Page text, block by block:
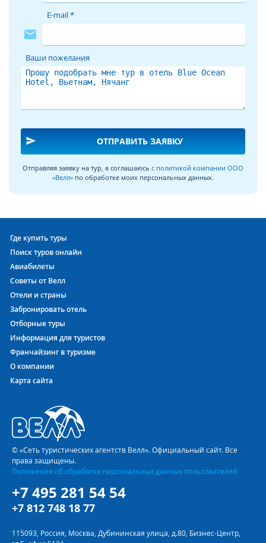
mail
E-mail *
Ваши пожелания
send ОТПРАВИТЬ ЗАЯВКУ
Отправляя заявку на тур, я соглашаюсь с политикой компании ООО
«Велл» по обработке моих персональных данных.
Где купить туры
Поиск туров онлайн
Авиабилеты
Советы от Велл
Отели и страны
Забронировать отель
Отборные туры
Информация для туристов
Франчайзинг в туризме
О компании
Карта сайта
© «Сеть туристических агентств Велл». Официальный сайт. Все
права защищены.
Положение об обработке персональных данных пользователей
+7 495 281 54 54
+7 812 748 18 77
115093, Россия, Москва, Дубининская улица, д.80, Бизнес-Центр,